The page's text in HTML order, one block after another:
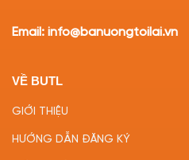
Email: info@banuongtoilai.vn
VỀ BUTL
GIỚI THIỆU
HƯỚNG DẪN ĐĂNG KÝ